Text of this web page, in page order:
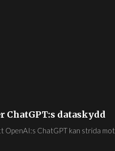
dataskydd
ChatGPT kan strida mot